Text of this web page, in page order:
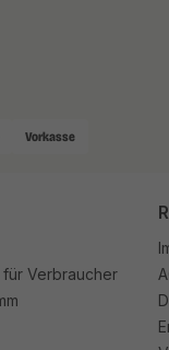
Vorkasse
Verbraucher